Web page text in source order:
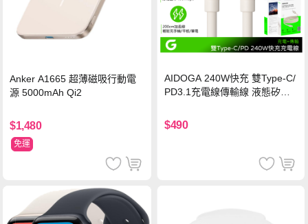
Anker A1665 超薄磁吸行動電
源 5000mAh Qi2
$1,480
免運
AIDOGA 240W快充 雙Type-C/
PD3.1充電線傳輸線 液態矽膠
機/平板/筆電
$490